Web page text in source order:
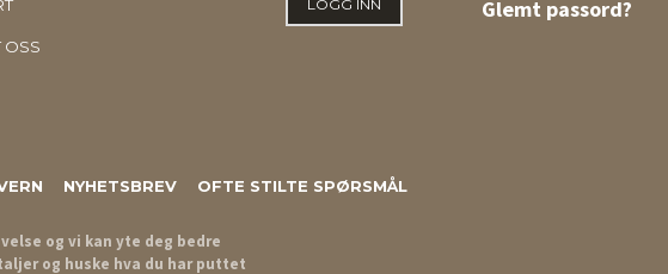
OSS
Glemt passord?
NYHETSBREV OFTE STILTE SPØRSMÅL
og vi kan yte deg bedre
og huske hva du har puttet